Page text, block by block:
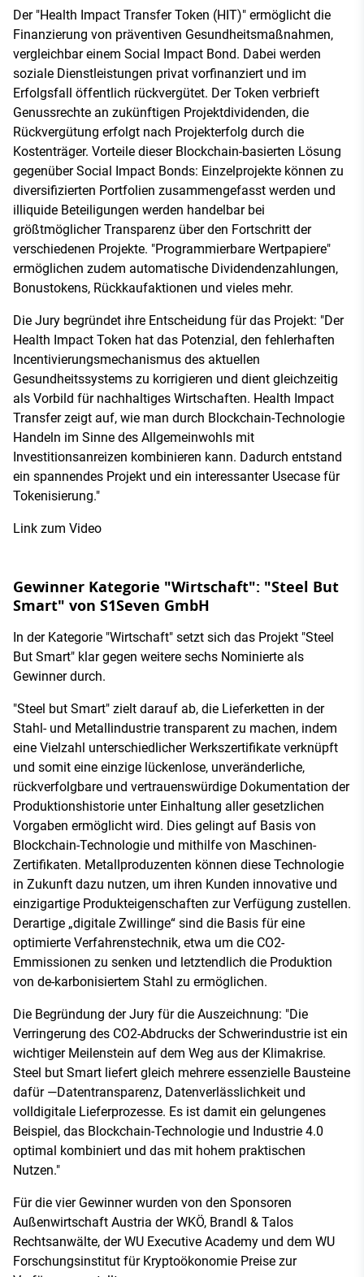
Der "Health Impact Transfer Token (HIT)" ermöglicht die
Finanzierung von präventiven Gesundheitsmaßnahmen,
vergleichbar einem Social Impact Bond. Dabei werden
soziale Dienstleistungen privat vorfinanziert und im
Erfolgsfall öffentlich rückvergütet. Der Token verbrieft
Genussrechte an zukünftigen Projektdividenden, die
Rückvergütung erfolgt nach Projekterfolg durch die
Kostenträger. Vorteile dieser Blockchain-basierten Lösung
gegenüber Social Impact Bonds: Einzelprojekte können zu
diversifizierten Portfolien zusammengefasst werden und
illiquide Beteiligungen werden handelbar bei
größtmöglicher Transparenz über den Fortschritt der
verschiedenen Projekte. "Programmierbare Wertpapiere"
ermöglichen zudem automatische Dividendenzahlungen,
Bonustokens, Rückkaufaktionen und vieles mehr.
Die Jury begründet ihre Entscheidung für das Projekt: "Der
Health Impact Token hat das Potenzial, den fehlerhaften
Incentivierungsmechanismus des aktuellen
Gesundheitssystems zu korrigieren und dient gleichzeitig
als Vorbild für nachhaltiges Wirtschaften. Health Impact
Transfer zeigt auf, wie man durch Blockchain-Technologie
Handeln im Sinne des Allgemeinwohls mit
Investitionsanreizen kombinieren kann. Dadurch entstand
ein spannendes Projekt und ein interessanter Usecase für
Tokenisierung."
Link zum Video
Gewinner Kategorie "Wirtschaft": "Steel But
Smart" von S1Seven GmbH
In der Kategorie "Wirtschaft" setzt sich das Projekt "Steel
But Smart" klar gegen weitere sechs Nominierte als
Gewinner durch.
"Steel but Smart" zielt darauf ab, die Lieferketten in der
Stahl- und Metallindustrie transparent zu machen, indem
eine Vielzahl unterschiedlicher Werkszertifikate verknüpft
und somit eine einzige lückenlose, unveränderliche,
rückverfolgbare und vertrauenswürdige Dokumentation der
Produktionshistorie unter Einhaltung aller gesetzlichen
Vorgaben ermöglicht wird. Dies gelingt auf Basis von
Blockchain-Technologie und mithilfe von Maschinen-
Zertifikaten. Metallproduzenten können diese Technologie
in Zukunft dazu nutzen, um ihren Kunden innovative und
einzigartige Produkteigenschaften zur Verfügung zustellen.
Derartige „digitale Zwillinge“ sind die Basis für eine
optimierte Verfahrenstechnik, etwa um die CO2-
Emmissionen zu senken und letztendlich die Produktion
von de-karbonisiertem Stahl zu ermöglichen.
Die Begründung der Jury für die Auszeichnung: "Die
Verringerung des CO2-Abdrucks der Schwerindustrie ist ein
wichtiger Meilenstein auf dem Weg aus der Klimakrise.
Steel but Smart liefert gleich mehrere essenzielle Bausteine
dafür —Datentransparenz, Datenverlässlichkeit und
volldigitale Lieferprozesse. Es ist damit ein gelungenes
Beispiel, das Blockchain-Technologie und Industrie 4.0
optimal kombiniert und das mit hohem praktischen
Nutzen."
Für die vier Gewinner wurden von den Sponsoren
Außenwirtschaft Austria der WKÖ, Brandl & Talos
Rechtsanwälte, der WU Executive Academy und dem WU
Forschungsinstitut für Kryptoökonomie Preise zur